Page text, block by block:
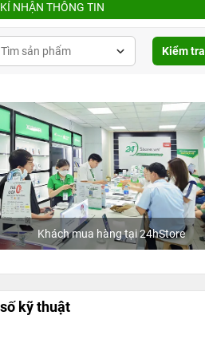
NHẬN THÔNG TIN
Kiểm tra
Khách mua hàng tại 24hStore
kỹ thuật